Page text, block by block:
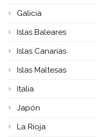
Galicia
Islas Baleares
Islas Canarias
Islas Maltesas
Italia
Japón
La Rioja